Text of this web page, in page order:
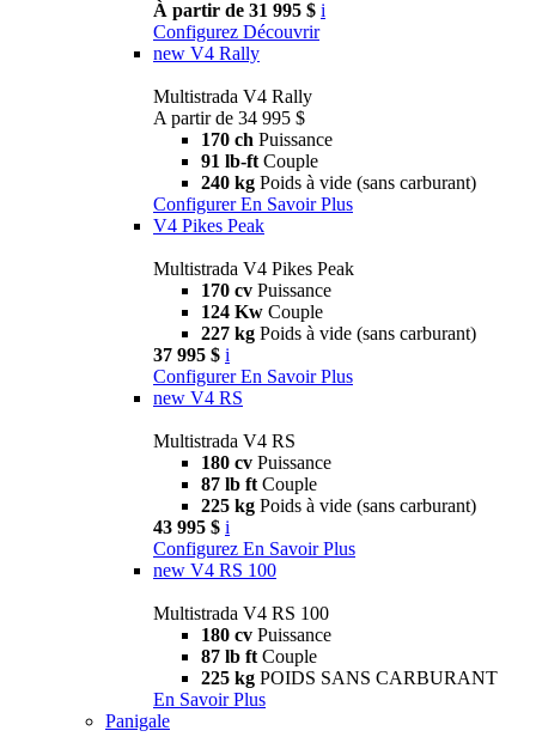
À partir de 31 995 $ i
Configurez Découvrir
new V4 Rally
Multistrada V4 Rally
A partir de 34 995 $
170 ch Puissance
91 lb-ft Couple
240 kg Poids à vide (sans carburant)
Configurer En Savoir Plus
V4 Pikes Peak
Multistrada V4 Pikes Peak
170 cv Puissance
124 Kw Couple
227 kg Poids à vide (sans carburant)
37 995 $ i
Configurer En Savoir Plus
new V4 RS
Multistrada V4 RS
180 cv Puissance
87 lb ft Couple
225 kg Poids à vide (sans carburant)
43 995 $ i
Configurez En Savoir Plus
new V4 RS 100
Multistrada V4 RS 100
180 cv Puissance
87 lb ft Couple
225 kg POIDS SANS CARBURANT
En Savoir Plus
Panigale